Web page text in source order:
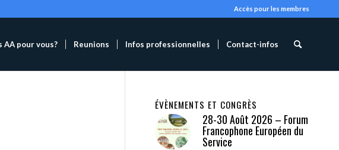
Accès pour les membres
AA pour vous? Reunions Infos professionnelles Contact-infos
ÉVÈNEMENTS ET CONGRÈS
28-30 Août 2026 – Forum
Francophone Européen du
Service